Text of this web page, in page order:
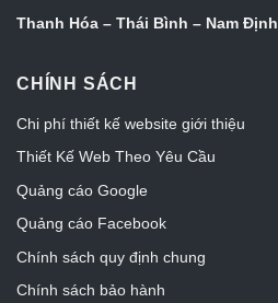
Thanh Hóa – Thái Bình – Nam Định
CHÍNH SÁCH
Chi phí thiết kế website giới thiệu
Thiết Kế Web Theo Yêu Cầu
Quảng cáo Google
Quảng cáo Facebook
Chính sách quy định chung
Chính sách bảo hành